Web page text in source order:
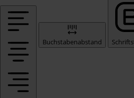
Buchstabenabstand